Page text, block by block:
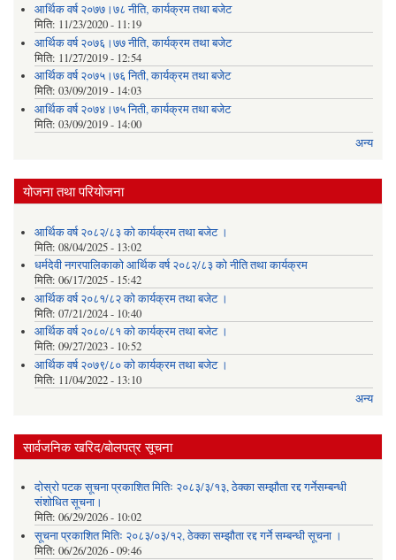
आर्थिक वर्ष २०७७।७८ नीति‚ कार्यक्रम तथा बजेट
मिति: 11/23/2020 - 11:19
आर्थिक वर्ष २०७६।७७ नीति‚ कार्यक्रम तथा बजेट
मिति: 11/27/2019 - 12:54
आर्थिक वर्ष २०७५।७६ निती, कार्यक्रम तथा बजेट
मिति: 03/09/2019 - 14:03
आर्थिक वर्ष २०७४।७५ निती, कार्यक्रम तथा बजेट
मिति: 03/09/2019 - 14:00
अन्य
योजना तथा परियोजना
आर्थिक वर्ष २०८२/८३ को कार्यक्रम तथा बजेट ।
मिति: 08/04/2025 - 13:02
धर्मदेवी नगरपालिकाको आर्थिक वर्ष २०८२/८३ को नीति तथा कार्यक्रम
मिति: 06/17/2025 - 15:42
आर्थिक वर्ष २०८१/८२ को कार्यक्रम तथा बजेट ।
मिति: 07/21/2024 - 10:40
आर्थिक वर्ष २०८०/८१ को कार्यक्रम तथा बजेट ।
मिति: 09/27/2023 - 10:52
आर्थिक वर्ष २०७९/८० को कार्यक्रम तथा बजेट ।
मिति: 11/04/2022 - 13:10
अन्य
सार्वजनिक खरिद/बोलपत्र सूचना
दोस्रो पटक सूचना प्रकाशित मितिः २०८३/३/१३, ठेक्का सम्झौता रद्द गर्नेसम्बन्धी
संशोधित सूचना।
मिति: 06/29/2026 - 10:02
सूचना प्रकाशित मितिः २०८३/०३/१२, ठेक्का सम्झौता रद्द गर्ने सम्बन्धी सूचना ।
मिति: 06/26/2026 - 09:46